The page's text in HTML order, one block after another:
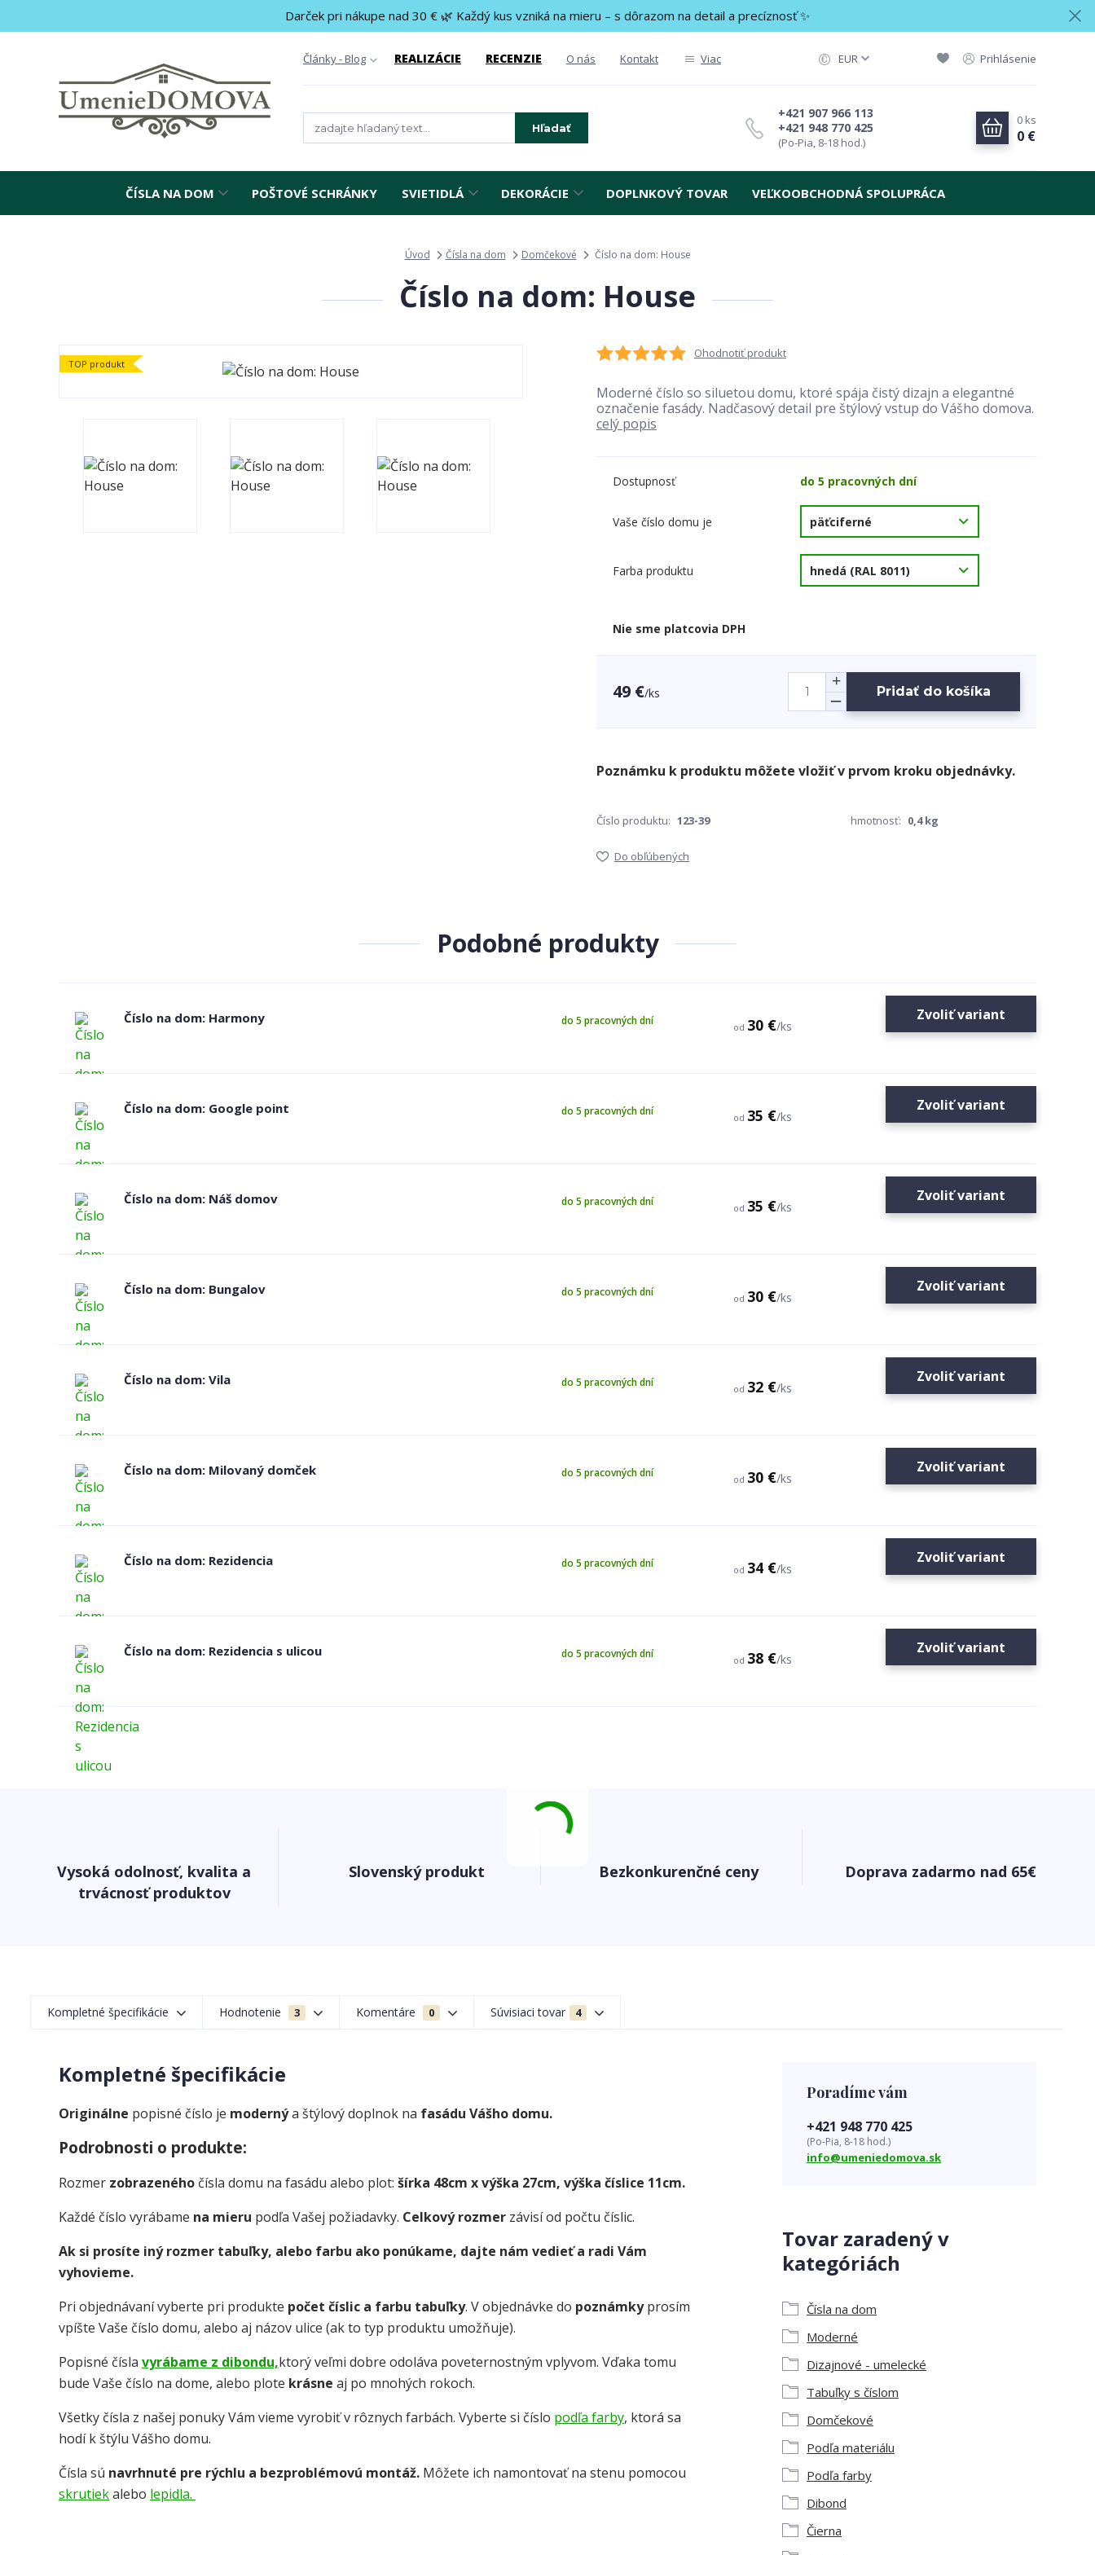
Darček pri nákupe nad 30 € 🌿 Každý kus vzniká na mieru – s dôrazom na detail a precíznosť ✨
Články - Blog REALIZÁCIE RECENZIE O nás Kontakt Viac EUR Prihlásenie
Hľadať +421 948 770 425
+421 907 966 113
(Po-Pia, 8-18 hod.)
0 ks
0 €
ČÍSLA NA DOM POŠTOVÉ SCHRÁNKY SVIETIDLÁ DEKORÁCIE DOPLNKOVÝ TOVAR VEĽKOOBCHODNÁ SPOLUPRÁCA
Úvod Čísla na dom Domčekové Číslo na dom: House
Číslo na dom: House
TOP produkt
Ohodnotiť produkt
Moderné číslo so siluetou domu, ktoré spája čistý dizajn a elegantné
označenie fasády. Nadčasový detail pre štýlový vstup do Vášho domova.
celý popis
Dostupnosť do 5 pracovných dní
Vaše číslo domu je
Farba produktu
Nie sme platcovia DPH
49 €/ks Pridať do košíka
Číslo produktu: 123-39 hmotnosť: 0,4 kg
Do obľúbených
Podobné produkty
Číslo na dom: Harmony
od 30 €/ks
do 5 pracovných dní Zvoliť variant
Číslo na dom: Google point
od 35 €/ks
do 5 pracovných dní Zvoliť variant
Číslo na dom: Náš domov
od 35 €/ks
do 5 pracovných dní Zvoliť variant
Číslo na dom: Bungalov
od 30 €/ks
do 5 pracovných dní Zvoliť variant
Číslo na dom: Vila
od 32 €/ks
do 5 pracovných dní Zvoliť variant
Číslo na dom: Milovaný domček
od 30 €/ks
do 5 pracovných dní Zvoliť variant
Číslo na dom: Rezidencia
od 34 €/ks
do 5 pracovných dní Zvoliť variant
Číslo na dom: Rezidencia s ulicou
od 38 €/ks
do 5 pracovných dní Zvoliť variant
Vysoká odolnosť, kvalita a
trvácnosť produktov
Slovenský produkt Bezkonkurenčné ceny Doprava zadarmo nad 65€
Kompletné špecifikácie Hodnotenie 3 Komentáre 0 Súvisiaci tovar 4
Kompletné špecifikácie
Originálne popisné číslo je modernýa štýlový doplnok na fasádu Vášho domu.
Podrobnosti o produkte:
Rozmer zobrazeného čísla domu na fasádu alebo plot: šírka 48cm x výška 27cm, výška číslice 11cm.
Každé číslo vyrábame na mieru podľa Vašej požiadavky. Celkový rozmer závisí od počtu číslic.
Ak si prosíte iný rozmer tabuľky, alebo farbu ako ponúkame, dajte nám vedieť a radi Vám
vyhovieme.
Pri objednávaní vyberte pri produkte počet číslic a farbu tabuľky. V objednávke do poznámkyprosím
vpíšte Vaše číslo domu, alebo aj názov ulice (ak to typ produktu umožňuje).
Popisné čísla vyrábame z dibondu,ktorý veľmi dobre odoláva poveternostným vplyvom. Vďaka tomu
bude Vaše číslo na dome, alebo plote krásne aj po mnohých rokoch.
Všetky čísla z našej ponuky Vám vieme vyrobiť v rôznych farbách. Vyberte si číslo podľa farby, ktorá sa
hodí k štýlu Vášho domu.
Čísla sú navrhnuté pre rýchlu a bezproblémovú montáž. Môžete ich namontovať na stenu pomocou
skrutiekalebo lepidla.
Tovar zaradený v
kategóriách
Čísla na dom
Moderné
Dizajnové - umelecké
Tabuľky s číslom
Domčekové
Podľa materiálu
Podľa farby
Dibond
Čierna
Poradíme vám
+421 948 770 425
(Po-Pia, 8-18 hod.)
info@umeniedomova.sk